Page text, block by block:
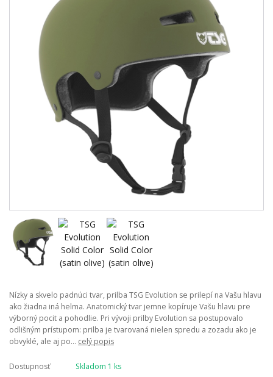
Nízky a skvelo padnúci tvar, prilba TSG Evolution se prilepí na Vašu hlavu
ako žiadna iná helma. Anatomický tvar jemne kopíruje Vašu hlavu pre
výborný pocit a pohodlie. Pri vývoji prilby Evolution sa postupovalo
odlišným prístupom: prilba je tvarovaná nielen spredu a zozadu ako je
obvyklé, ale aj po... celý popis
Dostupnosť Skladom 1 ks